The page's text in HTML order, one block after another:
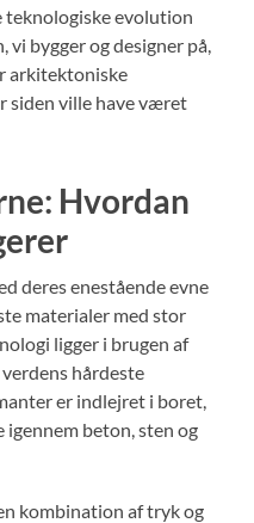
evolution
bygger og designer på,
arkitektoniske
siden ville have været
Hvordan
deres enestående evne
materialer med stor
ligger i brugen af
hårdeste
er indlejret i boret,
beton, sten og
kombination af tryk og